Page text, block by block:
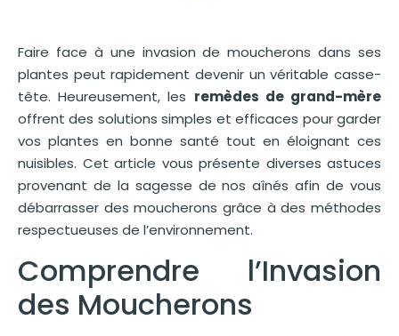
Faire face à une invasion de moucherons dans ses
plantes peut rapidement devenir un véritable casse-
tête. Heureusement, les remèdes de grand-mère
offrent des solutions simples et efficaces pour garder
vos plantes en bonne santé tout en éloignant ces
nuisibles. Cet article vous présente diverses astuces
provenant de la sagesse de nos aînés afin de vous
débarrasser des moucherons grâce à des méthodes
respectueuses de l’environnement.
Comprendre l’Invasion
des Moucherons